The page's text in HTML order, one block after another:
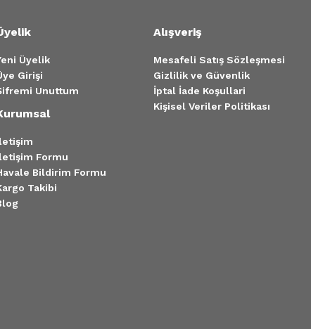
Üyelik
Girişi
Unuttum
Formu
Bildirim Formu
Takibi
Alışveriş
Mesafeli Satış Sözleşmesi
Gizlilik ve Güvenlik
İptal İade Koşullari
Kişisel Veriler Politikası